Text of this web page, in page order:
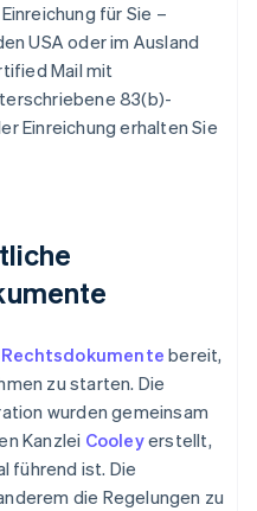
für Sie –
USA oder im Ausland
Mail mit
83(b)-
Einreichung erhalten Sie
Rechtsdokumente bereit,
zu starten. Die
wurden gemeinsam
Kanzlei Cooleyerstellt,
führend ist. Die
die Regelungen zu